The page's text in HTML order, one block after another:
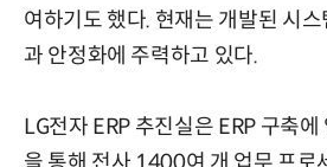
여하기도 했다. 현재는 개발된 시
과 안정화에 주력하고 있다.
LG전자 ERP 추진실은 ERP 구축